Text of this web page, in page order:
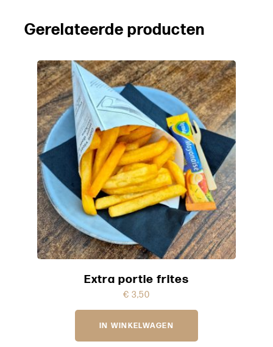
Gerelateerde producten
Extra portie frites
€ 3,50
IN WINKELWAGEN